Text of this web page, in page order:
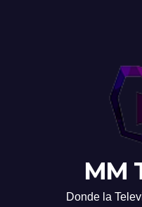
MM
Donde la